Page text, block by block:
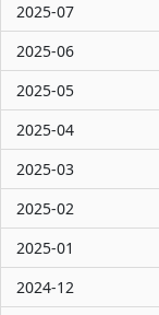
2025-07
2025-06
2025-05
2025-04
2025-03
2025-02
2025-01
2024-12